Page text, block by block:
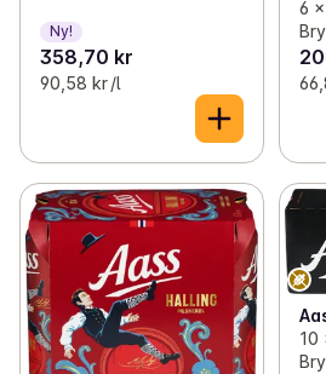
Ny!
358,70 kr
90,58 kr /l
6
10